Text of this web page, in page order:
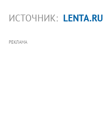
ИСТОЧНИК: LENTA.RU
РЕКЛАМА